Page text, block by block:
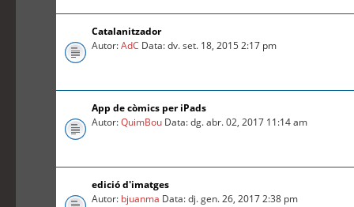
Catalanitzador
Autor:AdC Data: dv. set. 18, 2015 2:17 pm
App de còmics per iPads
Autor:QuimBou Data: dg. abr. 02, 2017 11:14 am
edició d'imatges
Autor: bjuanma Data: dj. gen. 26, 2017 2:38 pm